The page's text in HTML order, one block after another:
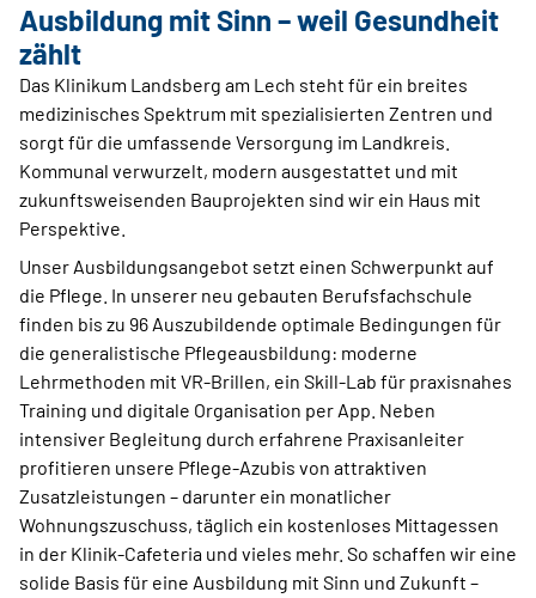
Ausbildung mit Sinn – weil Gesundheit
zählt
Das Klinikum Landsberg am Lech steht für ein breites
medizinisches Spektrum mit spezialisierten Zentren und
sorgt für die umfassende Versorgung im Landkreis.
Kommunal verwurzelt, modern ausgestattet und mit
zukunftsweisenden Bauprojekten sind wir ein Haus mit
Perspektive.
Unser Ausbildungsangebot setzt einen Schwerpunkt auf
die Pflege. In unserer neu gebauten Berufsfachschule
finden bis zu 96 Auszubildende optimale Bedingungen für
die generalistische Pflegeausbildung: moderne
Lehrmethoden mit VR-Brillen, ein Skill-Lab für praxisnahes
Training und digitale Organisation per App. Neben
intensiver Begleitung durch erfahrene Praxisanleiter
profitieren unsere Pflege-Azubis von attraktiven
Zusatzleistungen – darunter ein monatlicher
Wohnungszuschuss, täglich ein kostenloses Mittagessen
in der Klinik-Cafeteria und vieles mehr. So schaffen wir eine
solide Basis für eine Ausbildung mit Sinn und Zukunft –